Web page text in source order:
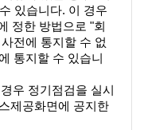
있습니다. 이 경우
정한 방법으로 "회
전에 통지할 수 없
통지할 수 있습니
우 정기점검을 실시
제공화면에 공지한